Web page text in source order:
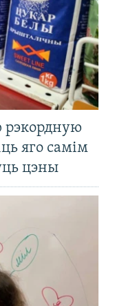
рэкордную
яго самім
цэны